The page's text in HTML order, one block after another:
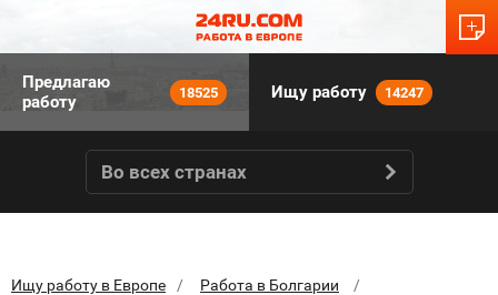
Предлагаю
работу
18525 Ищу работу 14247
Во всех странах
Ищу работу в Европе
Работа в Болгарии